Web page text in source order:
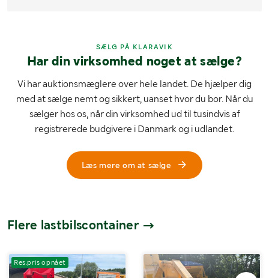
SÆLG PÅ KLARAVIK
Har din virksomhed noget at sælge?
Vi har auktionsmæglere over hele landet. De hjælper dig
med at sælge nemt og sikkert, uanset hvor du bor. Når du
sælger hos os, når din virksomhed ud til tusindvis af
registrerede budgivere i Danmark og i udlandet.
Læs mere om at sælge
Flere lastbilscontainer
Res.pris opnået